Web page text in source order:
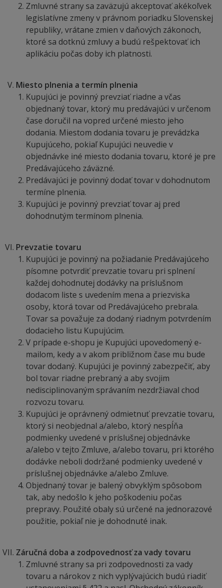
Zmluvné strany sa zaväzujú akceptovať akékoľvek
legislatívne zmeny v právnom poriadku Slovenskej
republiky, vrátane zmien v daňových zákonoch,
ktoré sa dotknú zmluvy a budú rešpektovať ich
aplikáciu počas doby ich platnosti.
Miesto plnenia a termín plnenia
Kupujúci je povinný prevziať riadne a včas
objednaný tovar, ktorý mu predávajúci v určenom
čase doručil na vopred určené miesto jeho
dodania. Miestom dodania tovaru je prevádzka
Kupujúceho, pokiaľ Kupujúci neuvedie v
objednávke iné miesto dodania tovaru, ktoré je pre
Predávajúceho záväzné.
Predávajúci je povinný dodať tovar v dohodnutom
termíne plnenia.
Kupujúci je povinný prevziať tovar aj pred
dohodnutým termínom plnenia.
Prevzatie tovaru
Kupujúci je povinný na požiadanie Predávajúceho
písomne potvrdiť prevzatie tovaru pri splnení
každej dohodnutej dodávky na príslušnom
dodacom liste s uvedením mena a priezviska
osoby, ktorá tovar od Predávajúceho prebrala.
Tovar sa považuje za dodaný riadnym potvrdením
dodacieho listu Kupujúcim.
V prípade e-shopu je Kupujúci upovedomený e-
mailom, kedy a v akom približnom čase mu bude
tovar dodaný. Kupujúci je povinný zabezpečiť, aby
bol tovar riadne prebraný a aby svojim
nedisciplinovaným správaním nezdržiaval chod
rozvozu tovaru.
Kupujúci je oprávnený odmietnuť prevzatie tovaru,
ktorý si neobjednal a/alebo, ktorý nespĺňa
podmienky uvedené v príslušnej objednávke
a/alebo v tejto Zmluve, a/alebo tovaru, pri ktorého
dodávke neboli dodržané podmienky uvedené v
príslušnej objednávke a/alebo Zmluve.
Objednaný tovar je balený obvyklým spôsobom
tak, aby nedošlo k jeho poškodeniu počas
prepravy. Použité obaly sú určené na jednorazové
použitie, pokiaľ nie je dohodnuté inak.
Záručná doba a zodpovednosť za vady tovaru
Zmluvné strany sa pri zodpovednosti za vady
tovaru a nárokov z nich vyplývajúcich budú riadiť